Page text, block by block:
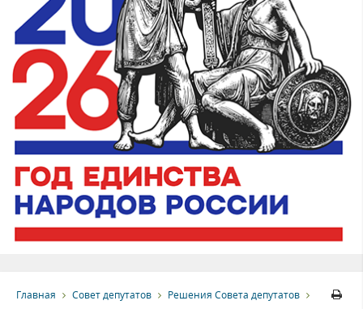
Главная Совет депутатов Решения Совета депутатов